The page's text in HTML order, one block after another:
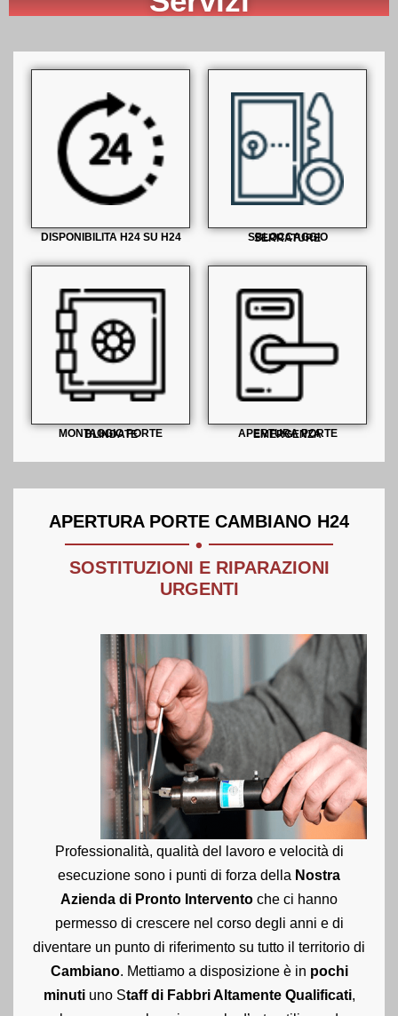
DISPONIBILITA H24 SU H24 SBLOCCAGGIO SERRATURE
MONTAGGIO PORTE BLINDATE APERTURA PORTE EMERGENZA
APERTURA PORTE CAMBIANO H24
.
SOSTITUZIONI E RIPARAZIONI
URGENTI
Professionalità, qualità del lavoro e velocità di
esecuzione sono i punti di forza della Nostra
Azienda di Pronto Intervento che ci hanno
permesso di crescere nel corso degli anni e di
diventare un punto di riferimento su tutto il territorio di
Cambiano. Mettiamo a disposizione è in pochi
minutiuno Staff di Fabbri Altamente Qualificati,